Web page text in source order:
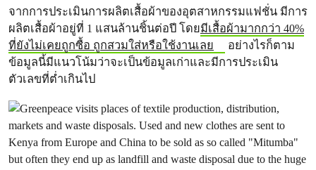
จากการประเมินการผลิตเสื้อผ้าของอุตสาหกรรมแฟชั่น มีการ
ผลิตเสื้อผ้าอยู่ที่ 1 แสนล้านชิ้นต่อปี โดยมีเสื้อผ้ามากกว่า 40%
ที่ยังไม่เคยถูกซื้อ ถูกสวมใส่หรือใช้งานเลย
อย่างไรก็ตาม
ข้อมูลนี้มีแนวโน้มว่าจะเป็นข้อมูลเก่าและมีการประเมิน
ตัวเลขที่ต่ำเกินไป